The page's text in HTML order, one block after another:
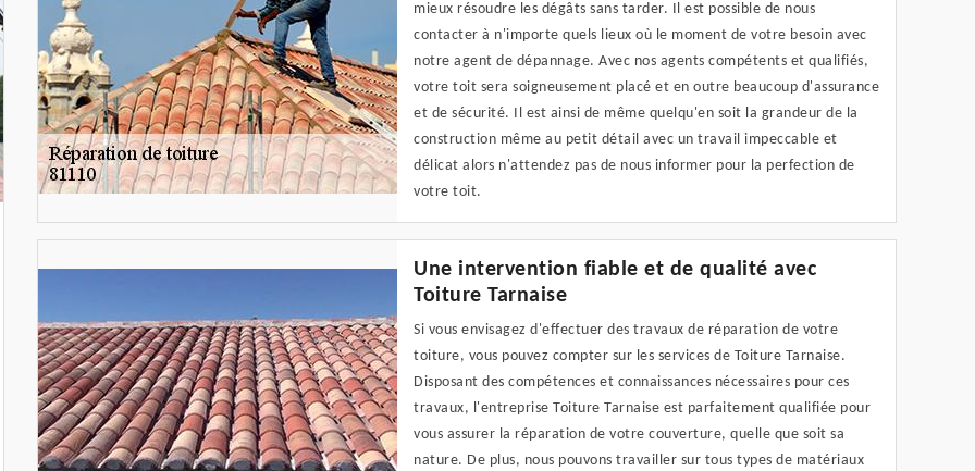
mieux résoudre les dégâts sans tarder. Il est possible de nous
contacter à n'importe quels lieux où le moment de votre besoin avec
notre agent de dépannage. Avec nos agents compétents et qualifiés,
votre toit sera soigneusement placé et en outre beaucoup d'assurance
et de sécurité. Il est ainsi de même quelqu'en soit la grandeur de la
construction même au petit détail avec un travail impeccable et
délicat alors n'attendez pas de nous informer pour la perfection de
votre toit.
Une intervention fiable et de qualité avec
Toiture Tarnaise
Si vous envisagez d'effectuer des travaux de réparation de votre
toiture, vous pouvez compter sur les services de Toiture Tarnaise.
Disposant des compétences et connaissances nécessaires pour ces
travaux, l'entreprise Toiture Tarnaise est parfaitement qualifiée pour
vous assurer la réparation de votre couverture, quelle que soit sa
nature. De plus, nous pouvons travailler sur tous types de matériaux